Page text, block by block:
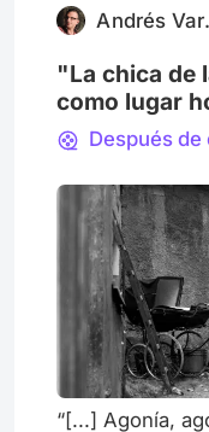
madera. Solo
"La chica de
como lugar
Después de
“[...] Agonía,